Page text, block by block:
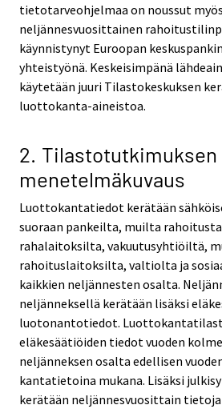
tietotarveohjelmaa on noussut myös
neljännesvuosittainen
käynnistynyt Euroopan
yhteistyönä. Keskeisimpänä
käytetään juuri Tilastokeskuksen
luottokanta-aineistoa.
2. Tilastotutkimuksen
menetelmäkuvaus
Luottokantatiedot kerätään
suoraan pankeilta, muilta
rahalaitoksilta, vakuutusyhtiöiltä,
rahoituslaitoksilta, valtiolta ja
kaikkien neljännesten osalta.
neljänneksellä kerätään lisäksi
luotonantotiedot.
eläkesäätiöiden tiedot vuoden
neljänneksen osalta edellisen
kantatietoina mukana. Lisäksi
kerätään neljännesvuosittain